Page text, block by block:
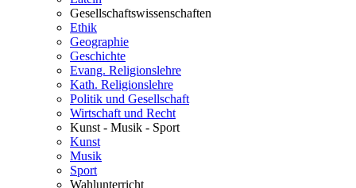
Gesellschaftswissenschaften
Ethik
Geographie
Geschichte
Evang. Religionslehre
Kath. Religionslehre
Politik und Gesellschaft
Wirtschaft und Recht
Kunst - Musik - Sport
Kunst
Musik
Sport
Wahlunterricht